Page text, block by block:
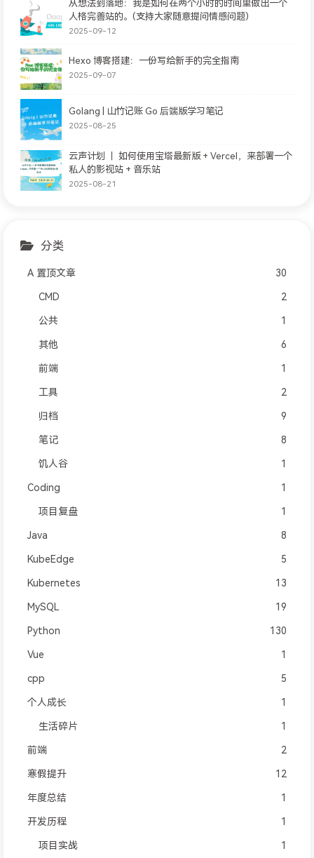
从想法到落地：我是如何在两个小时的时间里做出一个
人格完善站的。(支持大家随意提问情感问题)
2025-09-12
Hexo 博客搭建：一份写给新手的完全指南
2025-09-07
Golang | 山竹记账 Go 后端版学习笔记
2025-08-25
云声计划 ｜ 如何使用宝塔最新版 + Vercel，来部署一个
私人的影视站 + 音乐站
2025-08-21
分类
A 置顶文章 30
CMD 2
公共 1
其他 6
前端 1
工具 2
归档 9
笔记 8
饥人谷 1
Coding 1
项目复盘 1
Java 8
KubeEdge 5
Kubernetes 13
MySQL 19
Python 130
Vue 1
cpp 5
个人成长 1
生活碎片 1
前端 2
寒假提升 12
年度总结 1
开发历程 1
项目实战 1